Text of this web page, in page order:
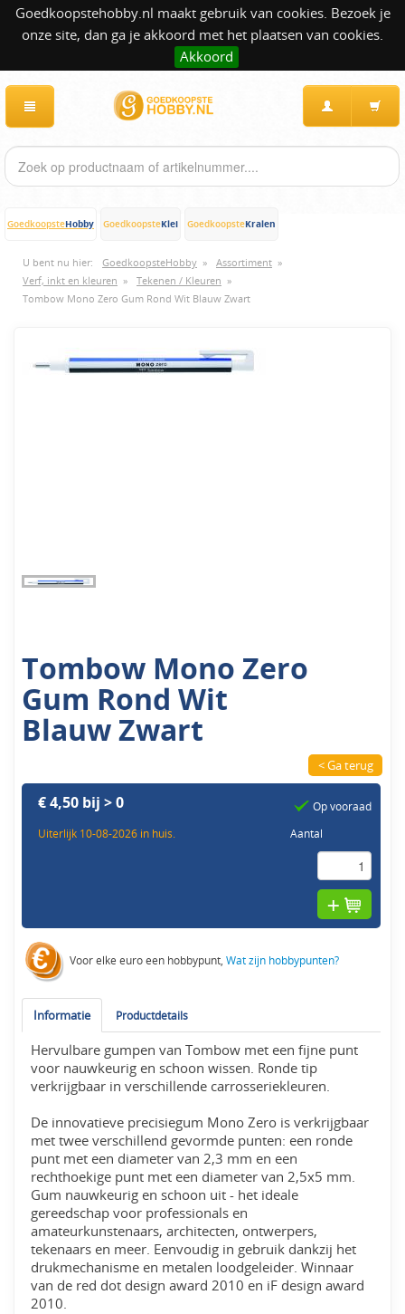
Goedkoopstehobby.nl maakt gebruik van cookies. Bezoek je
onze site, dan ga je akkoord met het plaatsen van cookies.
Akkoord
GoedkoopsteHobby GoedkoopsteKlei GoedkoopsteKralen
U bent nu hier: GoedkoopsteHobby » Assortiment »
Verf, inkt en kleuren » Tekenen / Kleuren »
Tombow Mono Zero Gum Rond Wit Blauw Zwart
Tombow Mono Zero
Gum Rond Wit
Blauw Zwart
< Ga terug
€ 4,50 bij > 0
Uiterlijk 10-08-2026 in huis.
Op vooraad
Aantal
Voor elke euro een hobbypunt,Wat zijn hobbypunten?
Informatie Productdetails
Hervulbare gumpen van Tombow met een fijne punt
voor nauwkeurig en schoon wissen. Ronde tip
verkrijgbaar in verschillende carrosseriekleuren.
De innovatieve precisiegum Mono Zero is verkrijgbaar
met twee verschillend gevormde punten: een ronde
punt met een diameter van 2,3 mm en een
rechthoekige punt met een diameter van 2,5x5 mm.
Gum nauwkeurig en schoon uit - het ideale
gereedschap voor professionals en
amateurkunstenaars, architecten, ontwerpers,
tekenaars en meer. Eenvoudig in gebruik dankzij het
drukmechanisme en metalen loodgeleider. Winnaar
van de red dot design award 2010 en iF design award
2010.